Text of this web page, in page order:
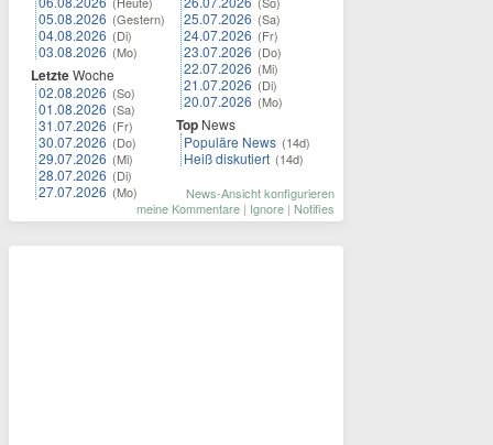
05.08.2026 (Gestern)
04.08.2026 (Di)
03.08.2026 (Mo)
LetzteWoche
02.08.2026 (So)
01.08.2026 (Sa)
31.07.2026 (Fr)
30.07.2026 (Do)
29.07.2026 (Mi)
28.07.2026 (Di)
27.07.2026 (Mo)
25.07.2026 (Sa)
24.07.2026 (Fr)
23.07.2026 (Do)
22.07.2026 (Mi)
21.07.2026 (Di)
20.07.2026 (Mo)
Top News
Populäre News (14d)
Heiß diskutiert (14d)
News-Ansicht konfigurieren
meine Kommentare | Ignore | Notifies